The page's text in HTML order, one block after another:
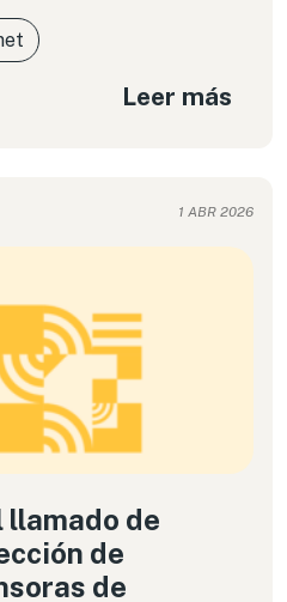
Leer más
1 ABR 2026
llamado de
de
de